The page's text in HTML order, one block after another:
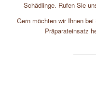
Schädlinge. Rufen Sie
Gern möchten wir Ihnen
Präparateinsatz